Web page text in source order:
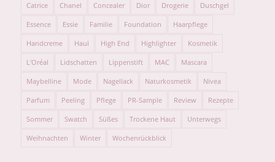
Catrice Chanel Concealer Dior Drogerie Duschgel
Essence Essie Familie Foundation Haarpflege
Handcreme Haul High End Highlighter Kosmetik
L'Oréal Lidschatten Lippenstift MAC Mascara
Maybelline Mode Nagellack Naturkosmetik Nivea
Parfum Peeling Pflege PR-Sample Review Rezepte
Sommer Swatch Süßes Trockene Haut Unterwegs
Weihnachten Winter Wochenrückblick